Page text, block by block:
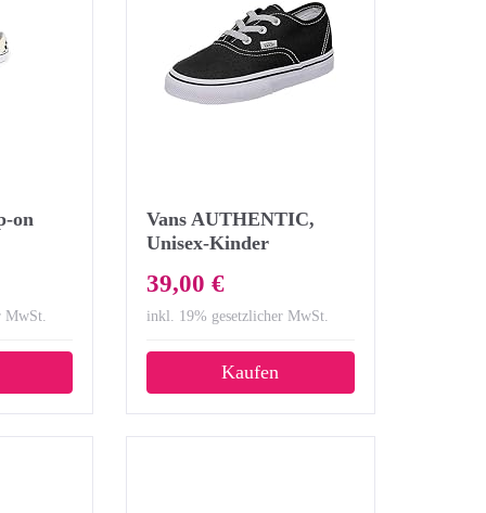
on
MwSt.
Vans AUTHENTIC,
Unisex-Kinder
(Black BLK), 24.5 EU
39,00 €
inkl. 19% gesetzlicher MwSt.
Kaufen